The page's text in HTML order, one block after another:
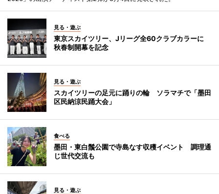
見る・遊ぶ
東京スカイツリー、Jリーグ全60クラブカラーに
秋春制開幕を記念
見る・遊ぶ
スカイツリーの足元に踊りの輪 ソラマチで「墨田
区民納涼民踊大会」
食べる
墨田・東白鬚公園で寺島なす収穫イベント 調理通
じ世代交流も
見る・遊ぶ